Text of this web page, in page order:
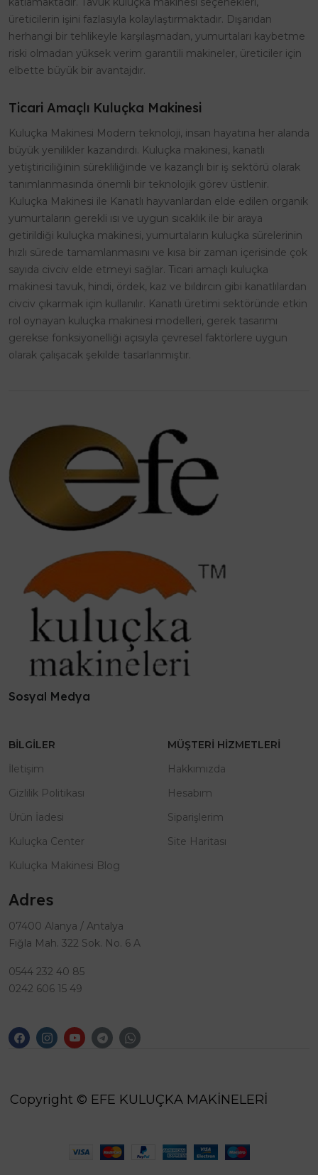
üreticilerin işini fazlasıyla kolaylaştırmaktadır. Dışarıdan
herhangi bir tehlikeyle karşılaşmadan, yumurtaları kaybetme
riski olmadan yüksek verim garantili makineler, üreticiler için
elbette büyük bir avantajdır.
Ticari Amaçlı Kuluçka Makinesi
Kuluçka Makinesi Modern teknoloji, insan hayatına her alanda
büyük yenilikler kazandırdı. Kuluçka makinesi, kanatlı
yetiştiriciliğinin sürekliliğinde ve kazançlı bir iş sektörü olarak
tanımlanmasında önemli bir teknolojik görev üstlenir.
Kuluçka Makinesi ile Kanatlı hayvanlardan elde edilen organik
yumurtaların gerekli ısı ve uygun sıcaklık ile bir araya
getirildiği kuluçka makinesi, yumurtaların kuluçka sürelerinin
hızlı sürede tamamlanmasını ve kısa bir zaman içerisinde çok
sayıda civciv elde etmeyi sağlar. Ticari amaçlı kuluçka
makinesi tavuk, hindi, ördek, kaz ve bıldırcın gibi kanatlılardan
civciv çıkarmak için kullanılır. Kanatlı üretimi sektöründe etkin
rol oynayan kuluçka makinesi modelleri, gerek tasarımı
gerekse fonksiyonelliği açısıyla çevresel faktörlere uygun
olarak çalışacak şekilde tasarlanmıştır.
Sosyal Medya
BILGILER
İletişim
Gizlilik Politikası
Ürün İadesi
Kuluçka Center
Kuluçka Makinesi Blog
MÜŞTERI HIZMETLERI
Hakkımızda
Hesabım
Siparişlerim
Site Haritası
Adres
07400 Alanya / Antalya
Fığla Mah. 322 Sok. No. 6 A
0544 232 40 85
0242 606 15 49
Copyright © EFE KULUÇKA MAKİNELERİ